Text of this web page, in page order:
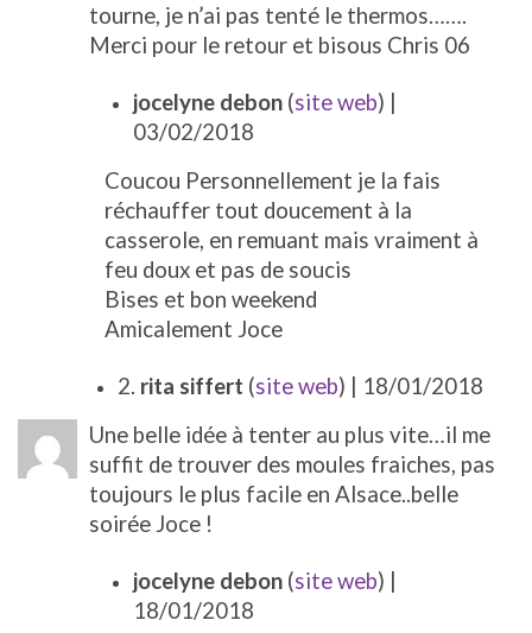
tourne, je n’ai pas tenté le thermos…….
Merci pour le retour et bisous Chris 06
jocelyne debon (site web) |
03/02/2018
Coucou Personnellement je la fais
réchauffer tout doucement à la
casserole, en remuant mais vraiment à
feu doux et pas de soucis
Bises et bon weekend
Amicalement Joce
2. rita siffert (site web) | 18/01/2018
Une belle idée à tenter au plus vite…il me
suffit de trouver des moules fraiches, pas
toujours le plus facile en Alsace..belle
soirée Joce !
jocelyne debon (site web) |
18/01/2018